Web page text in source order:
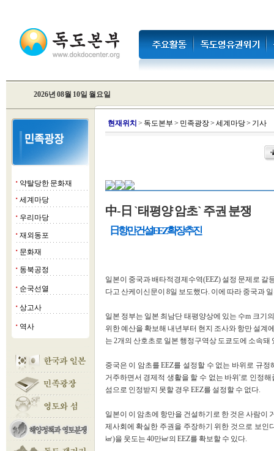
2026년 08월 10일 월요일
■ 약탈당한 문화재
■ 세계마당
■ 우리마당
■ 재외동포
■ 문화재
■ 동북공정
■ 순국선열
■ 상고사
■ 역사
현재위치 > 독도본부 > 민족광장> 세계마당> 기사
中-日 `태평양 암초` 주권 분쟁
日 항만 건설 EEZ 확장 추진
일본이 중국과 배타적경제수역(EEZ) 설정 문제로
다고 산케이신문이 8일 보도했다. 이에 따라 중국과
일본 정부는 일본 최남단 태평양상에 있는 수m 크
위한 예산을 확보해 내년부터 현지 조사와 항만 설계
는 2개의 산호초로 일본 행정구역상 도쿄도에 소속돼
중국은 이 암초를 EEZ를 설정할 수 없는 바위로 규
거주하면서 경제적 생활을 할 수 없는 바위'로 인정
섬으로 인정받지 못할 경우 EEZ를 설정할 수 없다.
일본이 이 암초에 항만을 건설하기로 한 것은 사람이
제사회에 확실한 주권을 주장하기 위한 것으로 보인
㎢)을 웃도는 40만㎢의 EEZ를 확보할 수 있다.